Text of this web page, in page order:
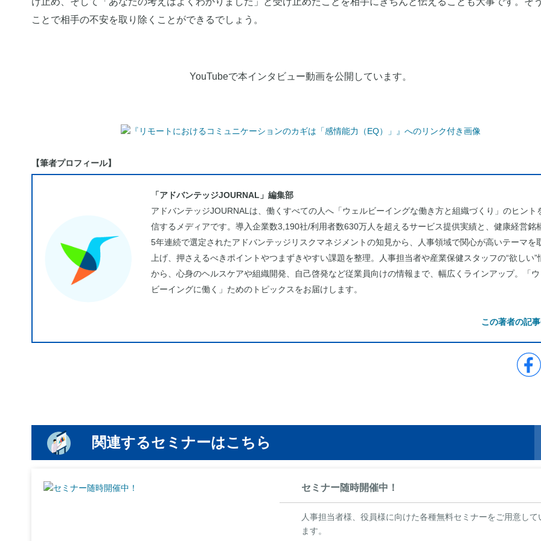
ことで相手の不安を取り除くことができるでしょう。
YouTubeで本インタビュー動画を公開しています。
【筆者プロフィール】
「アドバンテッジJOURNAL」編集部
アドバンテッジJOURNALは、働くすべての人へ「ウェルビーイングな働き方と組織づくり」のヒント
信するメディアです。導入企業数3,190社/利用者数630万人を超えるサービス提供実績と、健康経営銘
5年連続で選定されたアドバンテッジリスクマネジメントの知見から、人事領域で関心が高いテーマを
上げ、押さえるべきポイントやつまずきやすい課題を整理。人事担当者や産業保健スタッフの“欲しい”
から、心身のヘルスケアや組織開発、自己啓発など従業員向けの情報まで、幅広くラインアップ。「
ビーイングに働く」ためのトピックスをお届けします。
この著者の記
関連するセミナーはこちら
セミナー随時開催中！
人事担当者様、役員様に向けた各種無料セミナーをご用意して
ます。